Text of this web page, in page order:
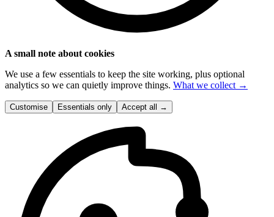
A small note about cookies
We use a few essentials to keep the site working, plus optional
analytics so we can quietly improve things. What we collect →
Customise Essentials only Accept all →